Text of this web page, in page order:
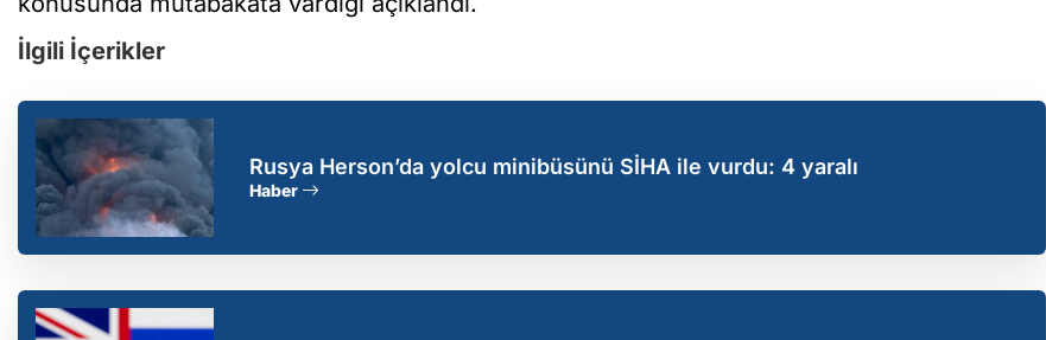
İlgili İçerikler
Rusya Herson’da yolcu minibüsünü SİHA ile vurdu: 4 yaralı
Haber